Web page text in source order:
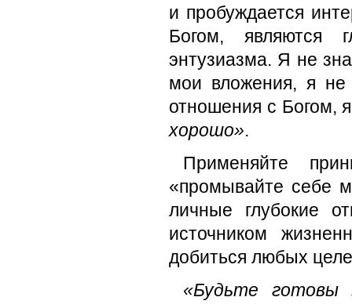
и пробуждается
Богом, являются
энтузиазма. Я не
мои вложения, я
отношения с Богом,
хорошо».
Применяйте
«промывайте себе
личные глубокие
источником
добиться любых
«Будьте